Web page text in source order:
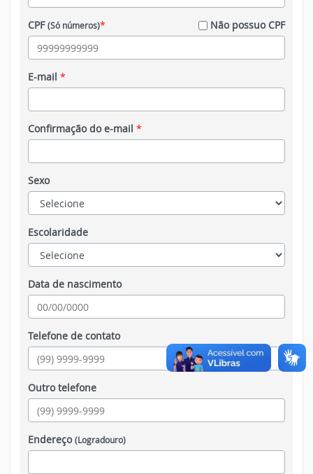
Não possuo CPF
CPF (Só números)*
E-mail *
Confirmação do e-mail *
Sexo
Escolaridade
Data de nascimento
Telefone de contato
Outro telefone
Endereço (Logradouro)